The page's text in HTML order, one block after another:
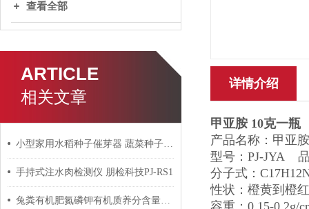
查看全部
ARTICLE
相关文章
小型家用水稻种子催芽器 蔬菜种子芽苗菜种子催芽浸种器
手持式注水肉检测仪 朋检科技PJ-RS1
兔粪有机肥氮磷钾有机质养分含量快速检测仪
详情介绍
甲亚胺 10克一瓶
产品名称：甲亚
型号：PJ-JYA
分子式：
性状：橙黄到橙
容重：0.15-0.2g/